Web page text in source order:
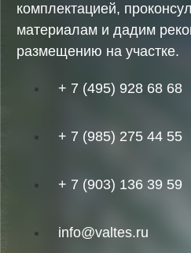
комплектацией,
материалам и дадим
размещению на участке.
+ 7 (495) 928 68 68
+ 7 (985) 275 44 55
+ 7 (903) 136 39 59
info@valtes.ru